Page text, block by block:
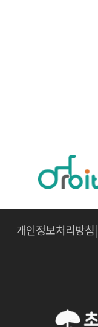
개인정보처리방침|